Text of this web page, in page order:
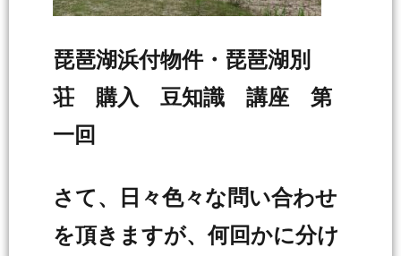
琵琶湖浜付物件・琵琶湖別
荘 購入 豆知識 講座 第
一回
さて、日々色々な問い合わせ
を頂きますが、何回かに分け